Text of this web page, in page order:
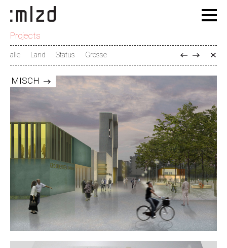
Projects
alle Land Status Grösse
MISCH